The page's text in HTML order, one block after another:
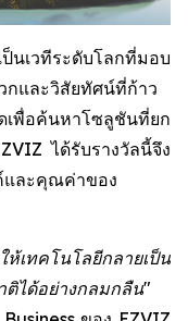
นเวทีระดับโลกที่มอบ
กและวิสัยทัศน์ที่ก้าว
พื่อค้นหาโซลูชันที่ยก
ได้รับรางวัลนี้จึง
และคุณค่าของ
ทคโนโลยีกลายเป็น
ติได้อย่างกลมกลืน"